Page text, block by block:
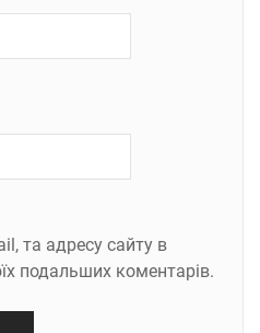
та адресу сайту в
подальших коментарів.